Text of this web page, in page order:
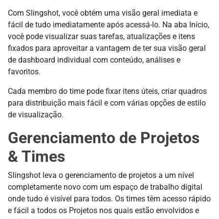
Com Slingshot, você obtém uma visão geral imediata e
fácil de tudo imediatamente após acessá-lo. Na aba Início,
você pode visualizar suas tarefas, atualizações e itens
fixados para aproveitar a vantagem de ter sua visão geral
de dashboard individual com conteúdo, análises e
favoritos.
Cada membro do time pode fixar itens úteis, criar quadros
para distribuição mais fácil e com várias opções de estilo
de visualização.
Gerenciamento de Projetos
& Times
Slingshot leva o gerenciamento de projetos a um nível
completamente novo com um espaço de trabalho digital
onde tudo é visível para todos. Os times têm acesso rápido
e fácil a todos os Projetos nos quais estão envolvidos e